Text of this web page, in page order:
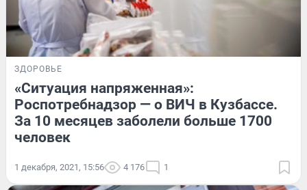
ЗДОРОВЬЕ
«Ситуация напряженная»:
Роспотребнадзор — о ВИЧ в Кузбассе.
За 10 месяцев заболели больше 1700
человек
1 декабря, 2021, 15:56 4 176 1